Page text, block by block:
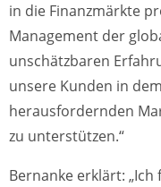
in die Finanzmärkte
Management der
unschätzbaren
unsere Kunden in
herausfordernden
zu unterstützen.“
Bernanke erklärt: